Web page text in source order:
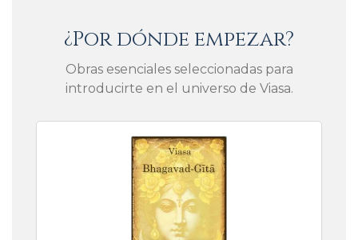
¿Por dónde empezar?
Obras esenciales seleccionadas para
introducirte en el universo de Viasa.